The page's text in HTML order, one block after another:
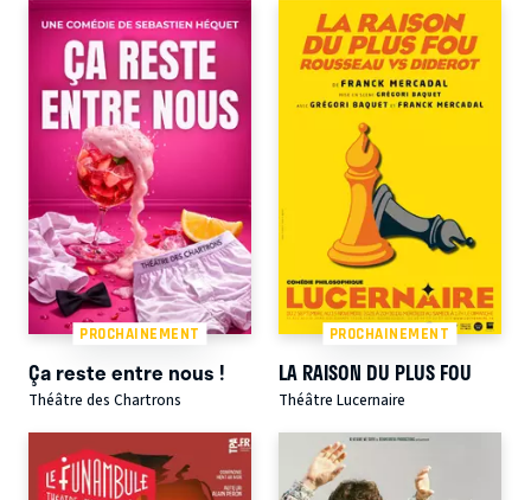
PROCHAINEMENT
Ça reste entre nous !
Théâtre des Chartrons
PROCHAINEMENT
LA RAISON DU PLUS FOU
Théâtre Lucernaire